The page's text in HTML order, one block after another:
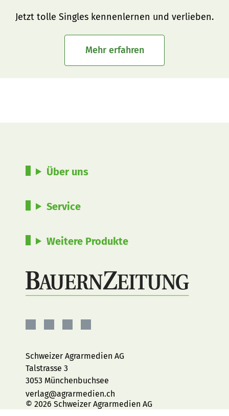
Jetzt tolle Singles kennenlernen und verlieben.
Mehr erfahren
Über uns
Service
Weitere Produkte
Facebook
Instagram
YouTubeLinkedIn
Schweizer Agrarmedien AG
Talstrasse 3
3053 Münchenbuchsee
verlag@agrarmedien.ch
© 2026 Schweizer Agrarmedien AG